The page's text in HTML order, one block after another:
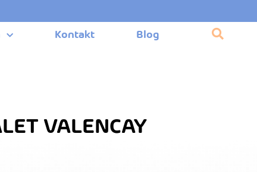
Kontakt Blog
VALENCAY